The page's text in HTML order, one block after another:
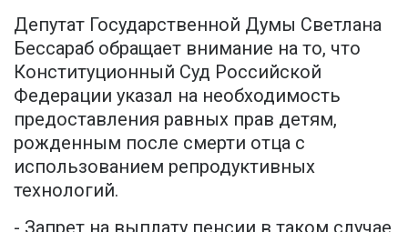
Депутат Государственной Думы Светлана
Бессараб обращает внимание на то, что
Конституционный Суд Российской
Федерации указал на необходимость
предоставления равных прав детям,
рожденным после смерти отца с
использованием репродуктивных
технологий.